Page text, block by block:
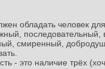
обладать человек
последовательный,
смиренный,
- это наличие трёх